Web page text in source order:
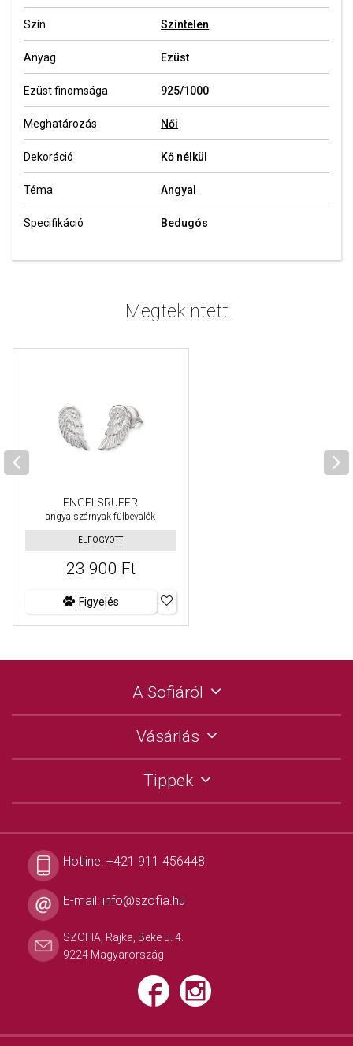
Szín Színtelen
Anyag Ezüst
Ezüst finomsága 925/1000
Meghatározás Női
Dekoráció Kő nélkül
Téma Angyal
Specifikáció Bedugós
Megtekintett
ENGELSRUFER
angyalszárnyak fülbevalók
ELFOGYOTT
23 900 Ft
Figyelés
A Sofiáról
Vásárlás
Tippek
Hotline: +421 911 456448
E-mail: info@szofia.hu
SZOFIA, Rajka, Beke u. 4.
9224 Magyarország